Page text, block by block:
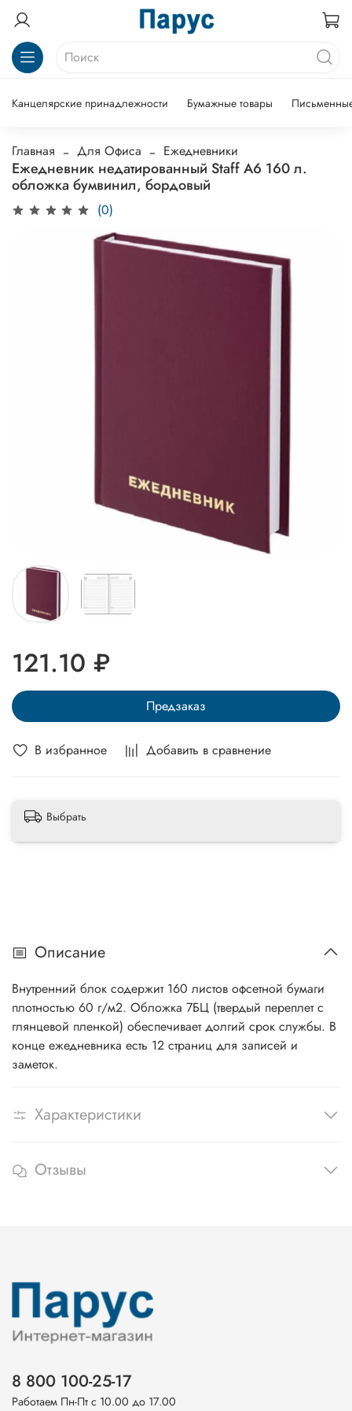
Канцелярские принадлежности Бумажные товары
Главная Для Офиса Ежедневники
Ежедневник недатированный Staff А6 160 л.
обложка бумвинил, бордовый
(0)
В избранное Добавить в сравнение
121.10 ₽
Предзаказ
Выбрать
Описание
Внутренний блок содержит 160 листов офсетной бумаги
плотностью 60 г/м2. Обложка 7БЦ (твердый переплет с
глянцевой пленкой) обеспечивает долгий срок службы. В
конце ежедневника есть 12 страниц для записей и
заметок.
Характеристики
Отзывы
8 800 100-25-17
Работаем Пн-Пт с 10.00 до 17.00